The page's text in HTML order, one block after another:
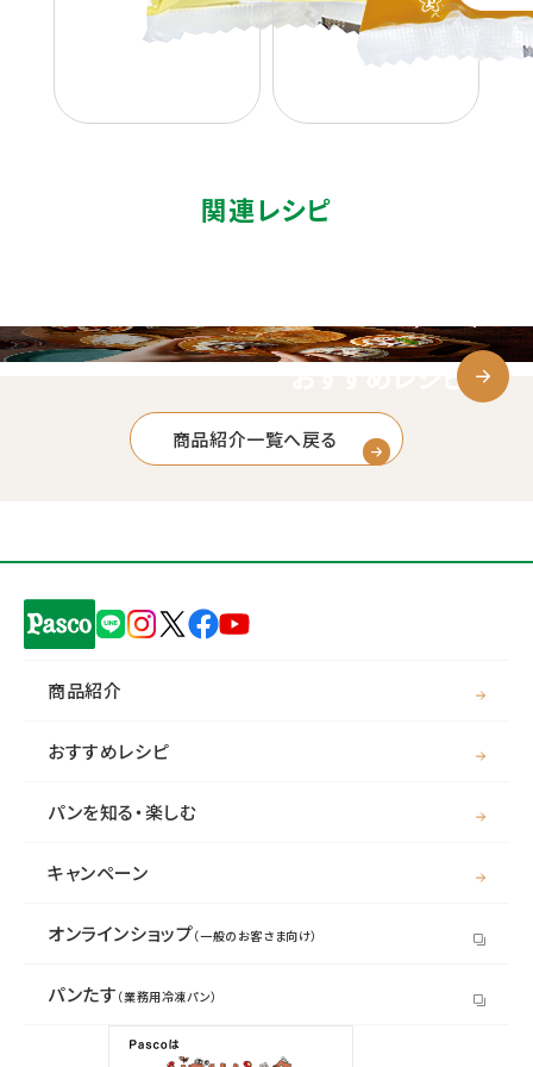
関連レシピ
おすすめレシピ
商品紹介一覧へ戻る
商品紹介
おすすめレシピ
パンを知る・楽しむ
キャンペーン
オンラインショップ（一般のお客さま向け）
パンたす （業務用冷凍パン）